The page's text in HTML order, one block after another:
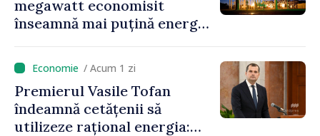
megawatt economisit
înseamnă mai puțină energie
ridicate”
/ Acum 1 zi
Premierul Vasile Tofan
îndeamnă cetățenii să
utilizeze rațional energia: